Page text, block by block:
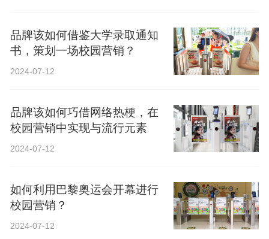
品牌该如何借鉴大学录取通知
书，策划一场校园营销？
2024-07-12
品牌该如何巧借网络热梗，在
校园营销中实现与流行元素
2024-07-12
如何利用巴黎奥运会开幕进行
校园营销？
2024-07-12